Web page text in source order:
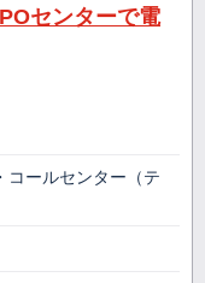
センターで電
コールセンター（テ